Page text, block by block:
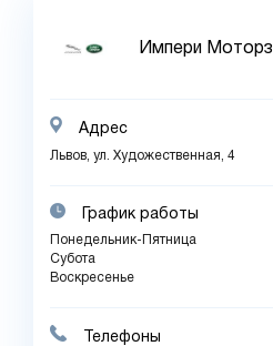
Импери Моторз
Адрес
Львов, ул. Художественная, 4
График работы
Понедельник-Пятница
Субота
Воскресенье
Телефоны